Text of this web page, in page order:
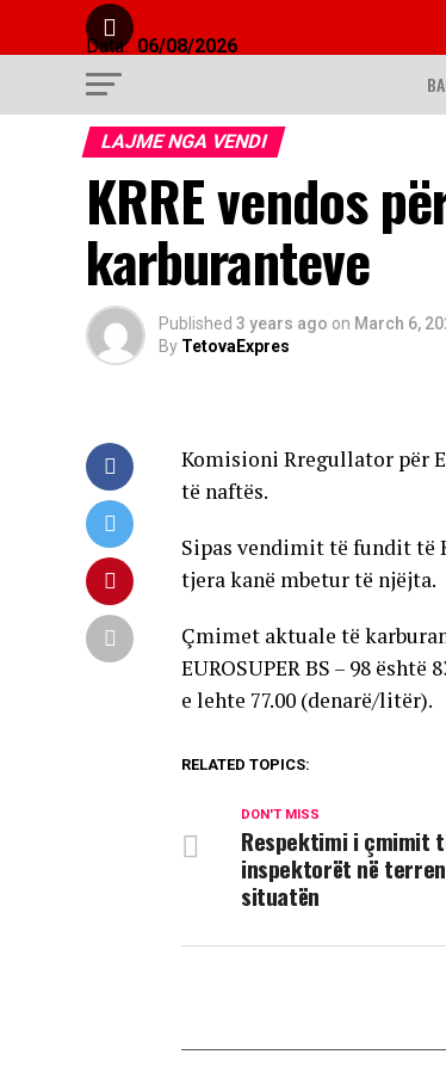
Data: 06/08/2026
LAJME NGA VENDI
KRRE vendos
karburanteve
Published 3 years ago on March 6,
By TetovaExpres
Komisioni Rregullator për
të naftës.
Sipas vendimit të fundit të
tjera kanë mbetur të njëjta.
Çmimet aktuale të
EUROSUPER BS – 98
e lehte 77.00 (denarë/litër).
RELATED TOPICS:
DON'T MISS
Respektimi i çmimit
inspektorët në
situatën